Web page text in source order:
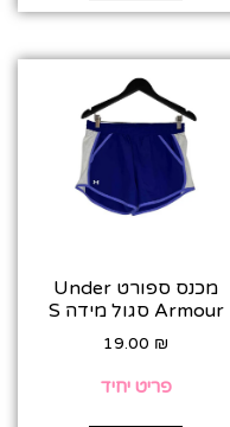
מכנס ספורט Under
Armour סגול מידה S‎
19.00 ₪
פריט יחיד